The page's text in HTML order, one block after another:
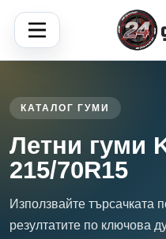
КАТАЛОГ ГУМИ
Летни гуми
215/70R15
Използвайте търсачката
резултатите по ключова